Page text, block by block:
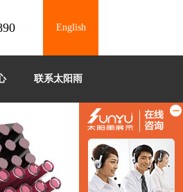
English
联系太阳雨